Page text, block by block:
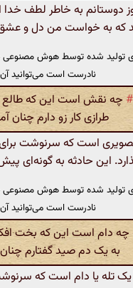
به خاطر لطف خدا
که به خواست من دل و
تولید شده توسط هوش مصنوعی
نادرست است می‌توانید آن
# چه نقش است این که طالع
طرازی کار زو دارم
است که سرنوشت برای
این حادثه به گونه‌ای
تولید شده توسط هوش مصنوعی
نادرست است می‌توانید آن
چه دام است این که بخت
به یک‌ دم صید گفتارم
یا دام است که